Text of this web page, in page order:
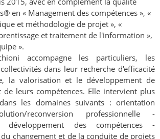
en « Management des compétences », «
et méthodologie de projet », «
et traitement de l'information »,
».
accompagne les particuliers, les
dans leur recherche d'efficacité
la valorisation et le développement de
de leurs compétences. Elle intervient plus
les domaines suivants : orientation
reconversion professionnelle -
développement des compétences -
changement et de la conduite de projets